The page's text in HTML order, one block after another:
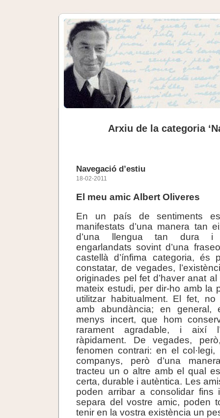
Arxiu de la categoria
Navegació d’estiu
18-02-2011
El meu amic Albert Oliveres
En un país de sentiments
manifestats d’una manera tan
d’una llengua tan dura i
engarlandats sovint d’una
castellà d’ínfima categoria, és
constatar, de vegades,
originades pel fet d’haver anat
mateix estudi, per dir-ho amb la
utilitzar habitualment. El fet,
amb abundància; en
menys incert, que hom
rarament agradable, i així
ràpidament. De vegades,
fenomen contrari: en el
companys, però d’una
tracteu un o altre amb el qual
certa, durable i autèntica. Les
poden arribar a consolidar
separa del vostre amic, poden
tenir en la vostra existència un